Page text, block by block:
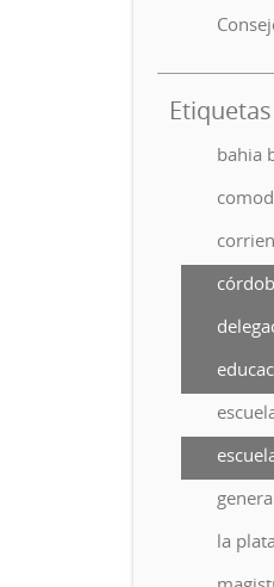
Etiquetas
bahia
la